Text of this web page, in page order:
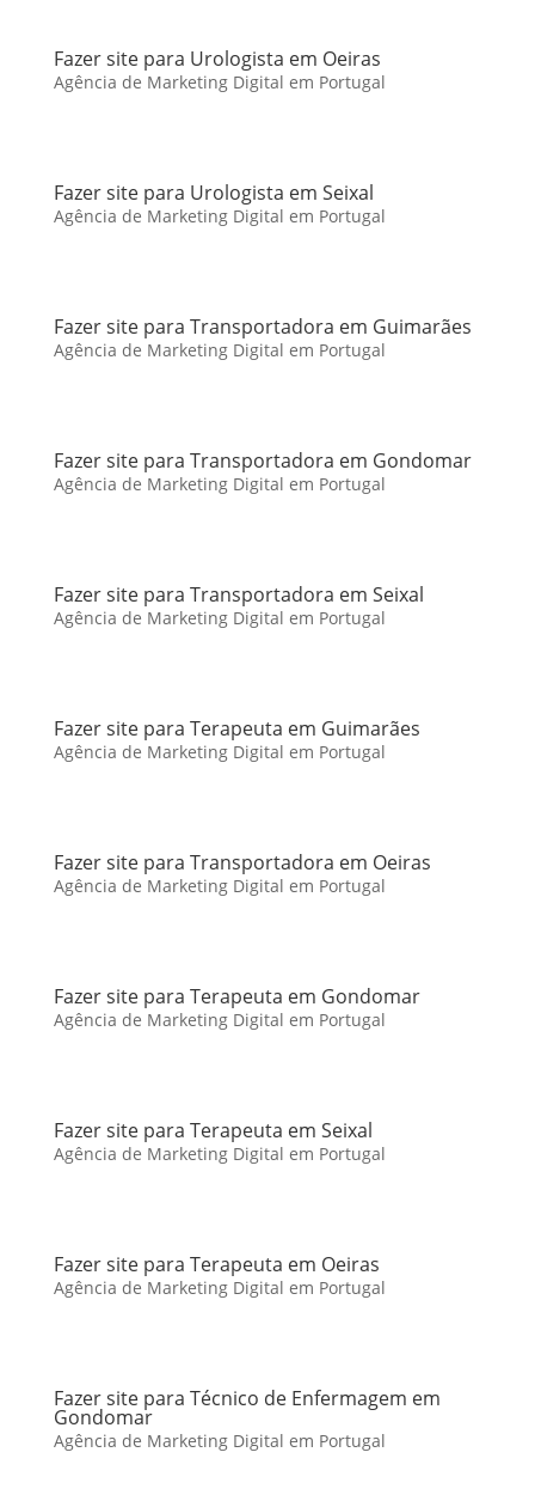
Fazer site para Urologista em Oeiras
Agência de Marketing Digital em Portugal
Fazer site para Urologista em Seixal
Agência de Marketing Digital em Portugal
Fazer site para Transportadora em Guimarães
Agência de Marketing Digital em Portugal
Fazer site para Transportadora em Gondomar
Agência de Marketing Digital em Portugal
Fazer site para Transportadora em Seixal
Agência de Marketing Digital em Portugal
Fazer site para Terapeuta em Guimarães
Agência de Marketing Digital em Portugal
Fazer site para Transportadora em Oeiras
Agência de Marketing Digital em Portugal
Fazer site para Terapeuta em Gondomar
Agência de Marketing Digital em Portugal
Fazer site para Terapeuta em Seixal
Agência de Marketing Digital em Portugal
Fazer site para Terapeuta em Oeiras
Agência de Marketing Digital em Portugal
Fazer site para Técnico de Enfermagem em
Gondomar
Agência de Marketing Digital em Portugal